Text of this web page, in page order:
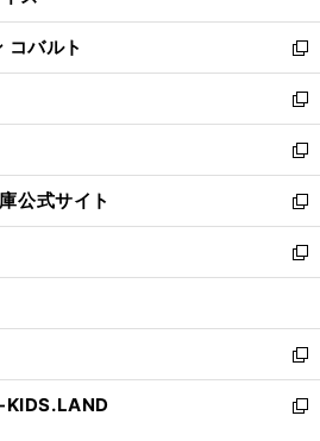
開
く
ウ
で
開
く
ン
ド
ウ
で
開
く
ウ
ィ
ン
ド
ウ
で
開
く
バルト
新
し
い
ウ
ィ
ン
ド
ウ
で
開
新
し
い
ウ
ィ
ン
ド
ウ
開
く
新
し
い
ウ
ィ
ン
ウ
で
開
く
公式サイト
新
し
い
ウ
ン
ド
ウ
で
新
し
ウ
ィ
ン
ド
新
し
い
KIDS.LAND
新